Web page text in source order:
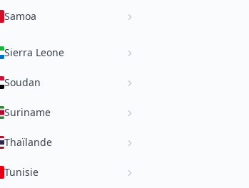
Samoa
Sierra Leone
Soudan
Suriname
Thaïlande
Tunisie